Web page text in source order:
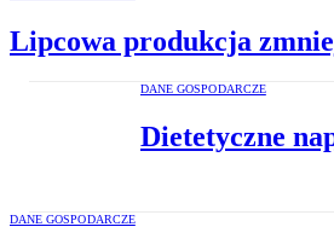
Lipcowa produkcja
DANE GOSPODARCZE
Dietetyczne
DANE GOSPODARCZE